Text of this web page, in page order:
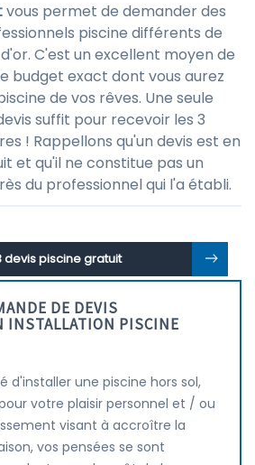
vous permet de demander des
piscine différents de
C'est un excellent moyen de
budget exact dont vous aurez
de vos rêves. Une seule
suffit pour recevoir les 3
! Rappellons qu'un devis est en
et qu'il ne constitue pas un
du professionnel qui l'a établi.
devis piscine gratuit
DE DEVIS
INSTALLATION PISCINE
d'installer une piscine hors sol,
votre plaisir personnel et / ou
visant à accroître la
vos pensées se sont